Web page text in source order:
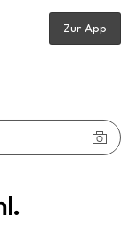
Zur App